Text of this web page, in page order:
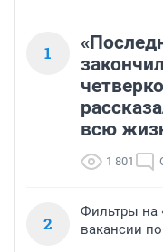
1
всю
1 801
2
Фильтры на
вакансии